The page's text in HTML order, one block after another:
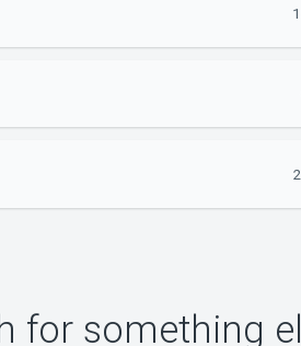
for something